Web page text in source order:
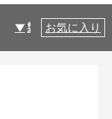
製品仕様
お気に入り